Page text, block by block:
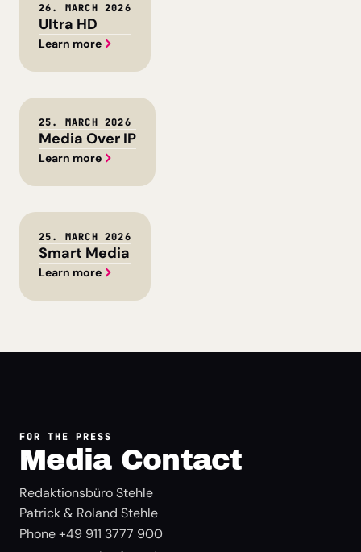
26. MARCH 2026
Ultra HD
Learn more
25. MARCH 2026
Media Over IP
Learn more
25. MARCH 2026
Smart Media
Learn more
FOR THE PRESS
Media Contact
Redaktionsbüro Stehle
Patrick & Roland Stehle
Phone +49 911 3777 900